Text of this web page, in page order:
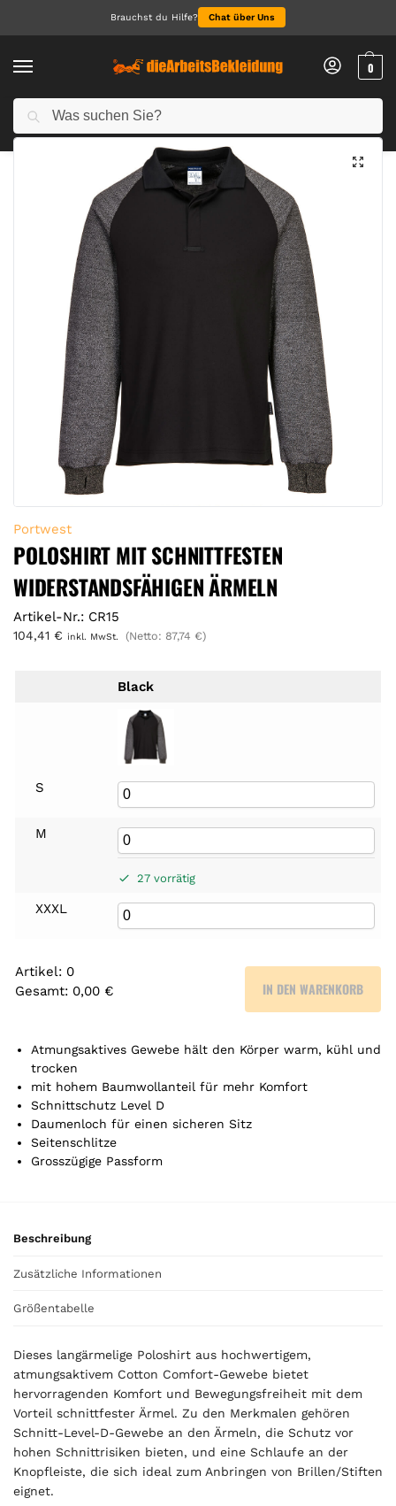
Brauchst du Hilfe? Chat über Uns
0
Start Arbeitskleidung Herren
Portwest
POLOSHIRT MIT SCHNITTFESTEN
WIDERSTANDSFÄHIGEN ÄRMELN
Artikel-Nr.: CR15
104,41 € inkl. MwSt. (Netto: 87,74 €)
Black
S
M
27 vorrätig
XXXL
Artikel: 0
Gesamt: 0,00 €
r
i
k
e
l
.
r
o
t
i
s
0
,
0
0
€
IN DEN WARENKORB
Atmungsaktives Gewebe hält den Körper warm, kühl und
trocken
mit hohem Baumwollanteil für mehr Komfort
Schnittschutz Level D
Daumenloch für einen sicheren Sitz
Seitenschlitze
Grosszügige Passform
Beschreibung
Zusätzliche Informationen
Größentabelle
Dieses langärmelige Poloshirt aus hochwertigem,
atmungsaktivem Cotton Comfort-Gewebe bietet
hervorragenden Komfort und Bewegungsfreiheit mit dem
Vorteil schnittfester Ärmel. Zu den Merkmalen gehören
Schnitt-Level-D-Gewebe an den Ärmeln, die Schutz vor
hohen Schnittrisiken bieten, und eine Schlaufe an der
Knopfleiste, die sich ideal zum Anbringen von Brillen/Stiften
eignet.